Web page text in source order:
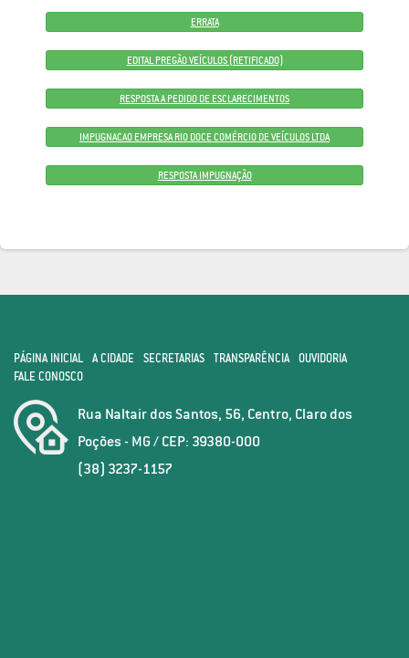
ERRATA
EDITAL PREGÃO VEÍCULOS (RETIFICADO)
RESPOSTA A PEDIDO DE ESCLARECIMENTOS
IMPUGNACAO EMPRESA RIO DOCE COMÉRCIO DE VEÍCULOS LTDA
RESPOSTA IMPUGNAÇÃO
PÁGINA INICIAL A CIDADE SECRETARIAS TRANSPARÊNCIA
OUVIDORIA
FALE CONOSCO
Rua Naltair dos Santos, 56, Centro, Claro dos
Poções - MG / CEP: 39380-000
(38) 3237-1157